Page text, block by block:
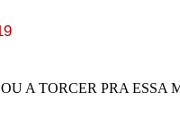
A TORCER PRA ESSA